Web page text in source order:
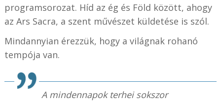
programsorozat. Híd az ég és Föld között, ahogy
az Ars Sacra, a szent művészet küldetése is szól.
Mindannyian érezzük, hogy a világnak rohanó
tempója van.
A mindennapok terhei sokszor